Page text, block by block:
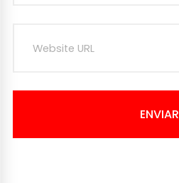
ENVIAR